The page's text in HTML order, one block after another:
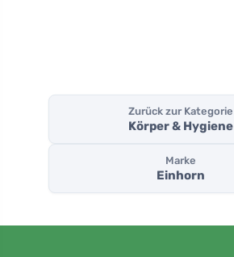
Zurück zur Kategorie
Körper & Hygiene
Marke
Einhorn